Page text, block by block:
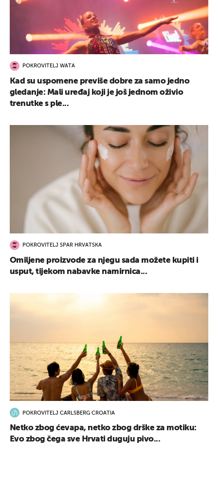
POKROVITELJ WATA
Kad su uspomene previše dobre za samo jedno
gledanje: Mali uređaj koji je još jednom oživio
trenutke s ple...
POKROVITELJ SPAR HRVATSKA
Omiljene proizvode za njegu sada možete kupiti i
usput, tijekom nabavke namirnica...
POKROVITELJ CARLSBERG CROATIA
Netko zbog ćevapa, netko zbog drške za motiku:
Evo zbog čega sve Hrvati duguju pivo...